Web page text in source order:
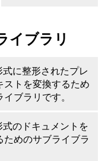
イブラリ
に整形されたプレ
ストを変換するため
ブラリです。
のドキュメントを
ためのサブライブラ